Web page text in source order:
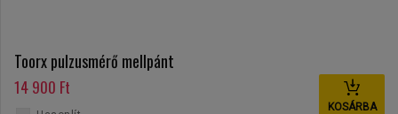
Toorx pulzusmérő mellpánt
14 900 Ft
KOSÁRBA